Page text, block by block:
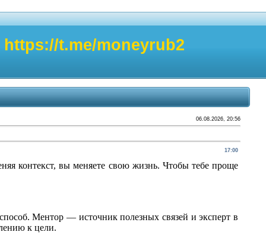
t.me/moneyrub2
06.08.2026, 20:56
17:00
контекст, вы меняете свою жизнь. Чтобы тебе проще
Ментор — источник полезных связей и эксперт в
к цели.